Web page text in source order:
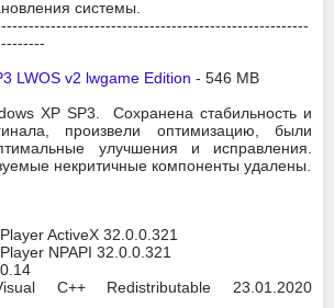
системы.
LWOS v2 lwgame Edition - 546 MB
XP SP3. Сохранена стабильность и
произвели оптимизацию, были
улучшения и исправления.
некритичные компоненты удалены.
ActiveX 32.0.0.321
NPAPI 32.0.0.321
C++ Redistributable 23.01.2020